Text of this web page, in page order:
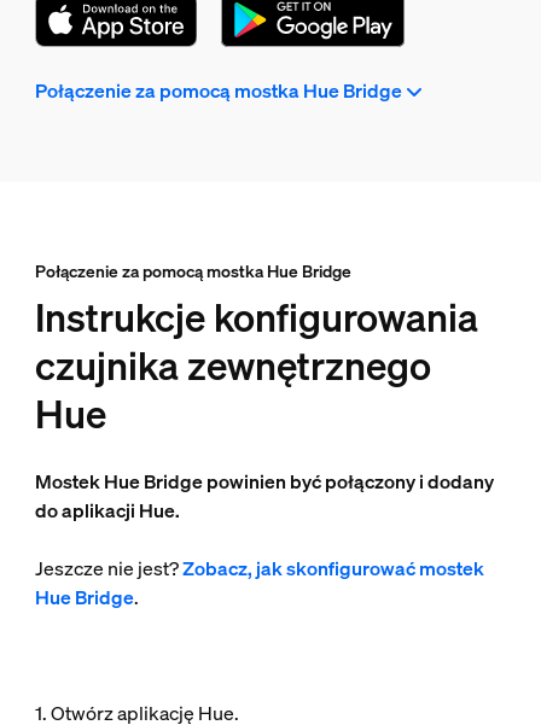
Połączenie za pomocą mostka Hue Bridge
Połączenie za pomocą mostka Hue Bridge
Instrukcje konfigurowania
czujnika zewnętrznego
Hue
Mostek Hue Bridge powinien być połączony i dodany
do aplikacji Hue.
Jeszcze nie jest?Zobacz, jak skonfigurować mostek
Hue Bridge.
1. Otwórz aplikację Hue.